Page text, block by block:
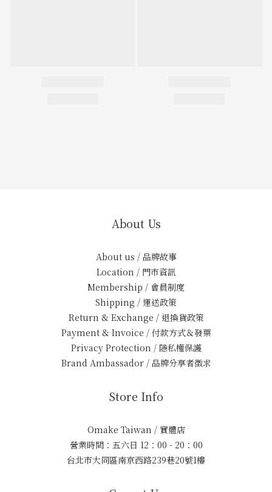
About Us
About us / 品牌故事
Location / 門市資訊
Membership / 會員制度
Shipping / 運送政策
Return & Exchange / 退換貨政策
Payment & Invoice / 付款方式＆發票
Privacy Protection / 隱私權保護
Brand Ambassador / 品牌分享者徵求
Store Info
Omake Taiwan / 實體店
營業時間：五六日 12：00 - 20：00
台北市大同區南京西路239巷20號1樓